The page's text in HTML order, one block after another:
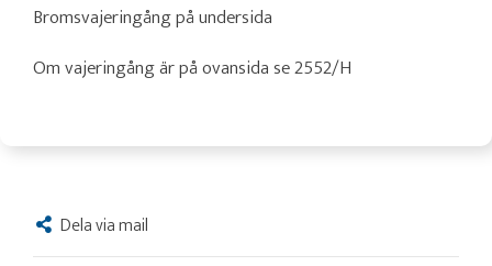
Bromsvajeringång på undersida
Om vajeringång är på ovansida se 2552/H
Dela via mail